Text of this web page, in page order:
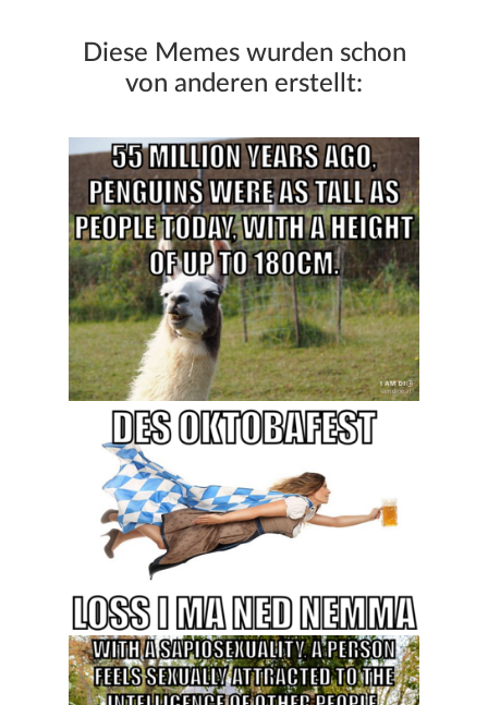
Diese Memes wurden schon
von anderen erstellt: